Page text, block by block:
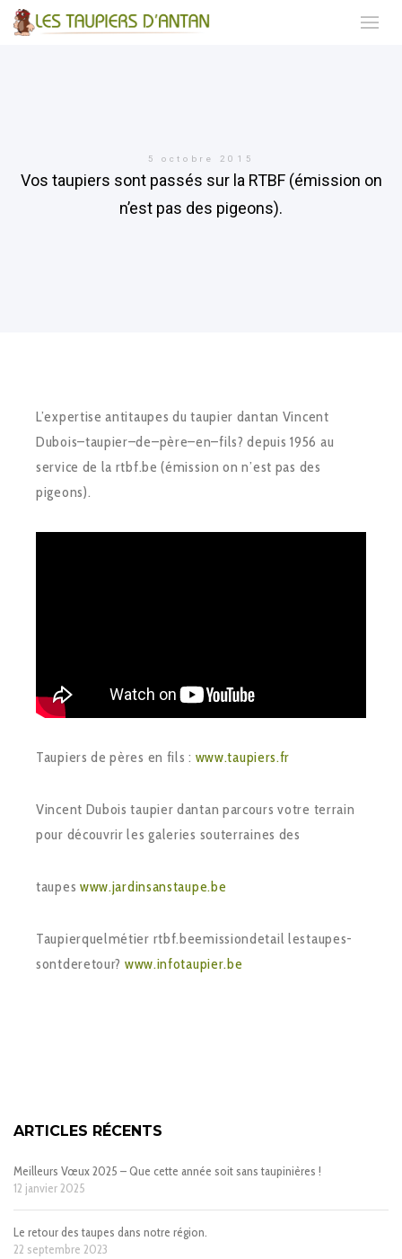
5 octobre 2015
Vos taupiers sont passés sur la RTBF (émission on
n’est pas des pigeons).
L’expertise anti­taupes du taupier dantan Vincent
Dubois–taupier–de–père–en–fils? depuis 1956 au
service de la rtbf.be (émission on n’est pas des
pigeons).
Taupiers de pères en fils : www.taupiers.fr
Vincent Dubois taupier dantan parcours votre terrain
pour découvrir les galeries souterraines des
taupes www.jardin­sans­taupe.be
Taupier­quel­métier rtbf.be­emission­detail ­les­taupes­
sont­de­retour? www.info­taupier.be
ARTICLES RÉCENTS
Meilleurs Vœux 2025 – Que cette année soit sans taupinières !
12 janvier 2025
Le retour des taupes dans notre région.
22 septembre 2023